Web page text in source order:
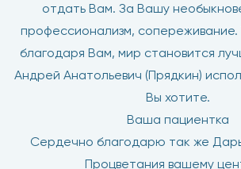
отдать Вам. За Вашу
профессионализм, сопереживание.
благодаря Вам, мир становится
Андрей Анатольевич (Прядкин)
Вы хотите.
Ваша пациентка
Сердечно благодарю так же
Процветания вашему